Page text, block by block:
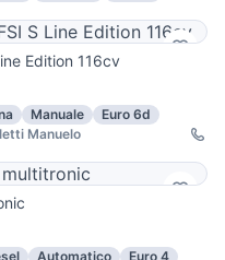
Edition 116cv
Manuale
Euro 6d
Manuelo
Automatico
Euro 4